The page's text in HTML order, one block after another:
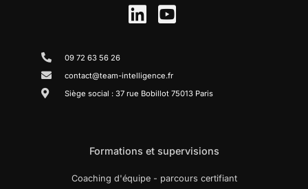
09 72 63 56 26
contact@team-intelligence.fr
Siège social : 37 rue Bobillot 75013 Paris
Formations et supervisions
Coaching d'équipe - parcours certifiant